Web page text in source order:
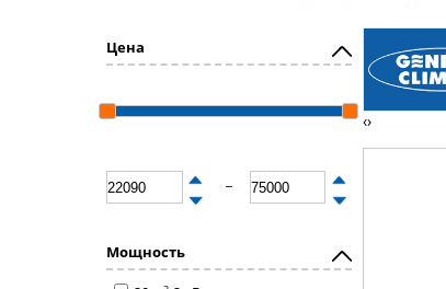
Цена
Мощность
‹›